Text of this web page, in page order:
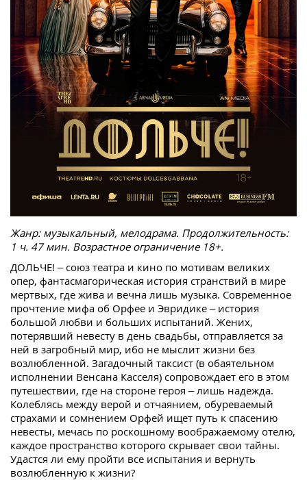
Жанр: музыкальный, мелодрама. Продолжительность:
1 ч. 47 мин. Возрастное ограничение 18+.
ДОЛЬЧЕ! – союз театра и кино по мотивам великих
опер, фантасмагорическая история странствий в мире
мертвых, где жива и вечна лишь музыка. Современное
прочтение мифа об Орфее и Эвридике – история
большой любви и больших испытаний. Жених,
потерявший невесту в день свадьбы, отправляется за
ней в загробный мир, ибо не мыслит жизни без
возлюбленной. Загадочный таксист (в обаятельном
исполнении Венсана Касселя) сопровождает его в этом
путешествии, где на стороне героя – лишь надежда.
Колеблясь между верой и отчаянием, обуреваемый
страхами и сомнением Орфей ищет путь к спасению
невесты, мечась по роскошному воображаемому отелю,
каждое пространство которого скрывает свои тайны.
Удастся ли ему пройти все испытания и вернуть
возлюбленную к жизни?